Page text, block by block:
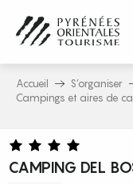
contenu
principal
Accueil S’organiser
Campings et aires de
CAMPING DEL